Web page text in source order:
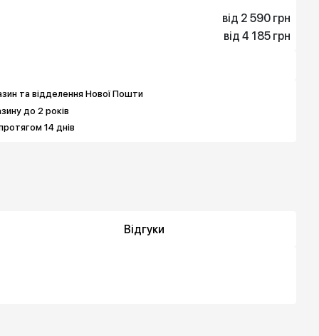
від 2 590 грн
2 590 грн
від 4 185 грн
та відделення Нової Пошти
до 2 років
14 днів
Відгуки